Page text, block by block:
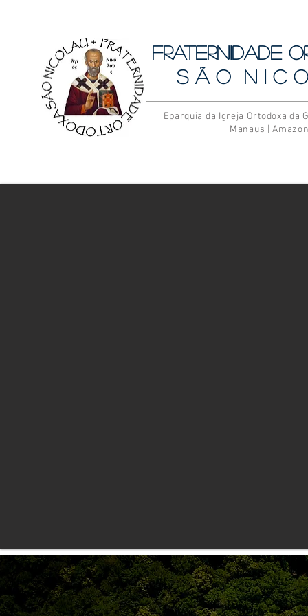
Fraternidade
S ã o N i c
Eparquia da Igreja Ortodoxa da
Manaus |